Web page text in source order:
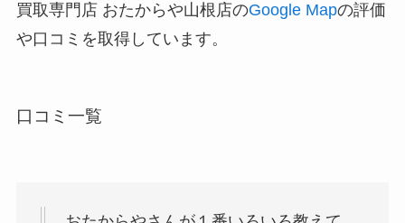
買取専門店 おたからや山根店のGoogle Mapの評価
や口コミを取得しています。
口コミ一覧